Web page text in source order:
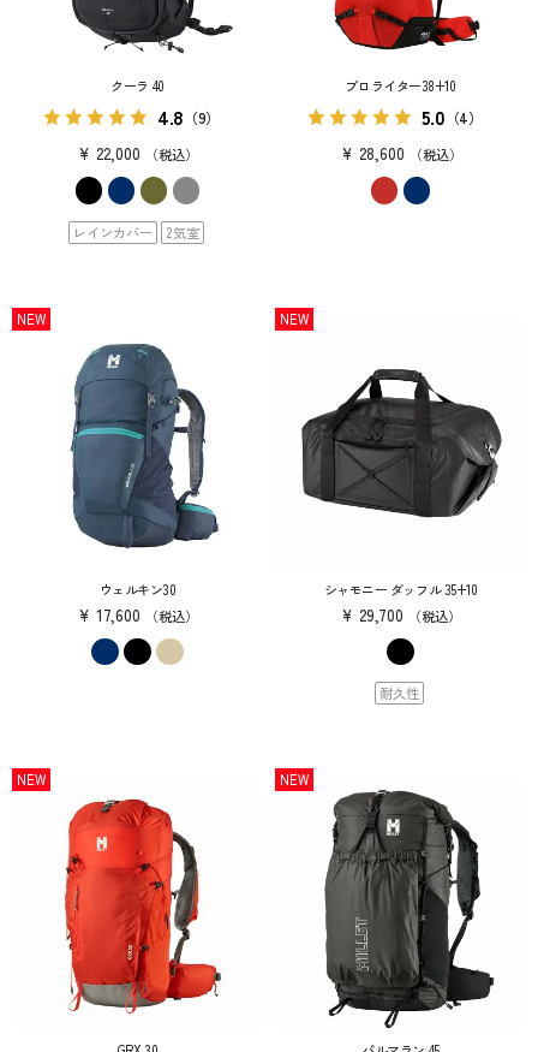
クーラ 40
4.8 （9）
¥ 22,000 税込
レインカバー 2気室
プロライター38+10
5.0 （4）
¥ 28,600 税込
ウェルキン30
¥ 17,600 税込
NEW
シャモニー ダッフル 35+10
¥ 29,700 税込
NEW
耐久性
NEW NEW